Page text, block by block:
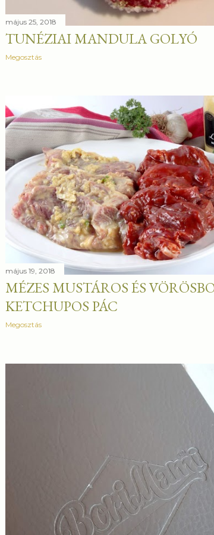
május 25, 2018
TUNÉZIAI MANDULA GOLYÓ
Megosztás
május 19, 2018
MÉZES MUSTÁROS ÉS
KETCHUPOS PÁC
Megosztás